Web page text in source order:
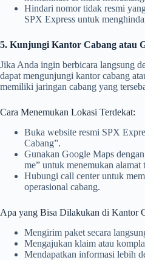
Hindari nomor tidak resmi
SPX Express untuk
5. Kunjungi Kantor Cabang atau
Jika Anda ingin berbicara langsung
dapat mengunjungi kantor cabang
memiliki jaringan cabang yang
Cara Menemukan Lokasi Terdekat:
Buka website resmi SPX
Cabang”.
Gunakan Google Maps
me” untuk menemukan alamat
Hubungi call center untuk
operasional cabang.
Apa yang Bisa Dilakukan di Kantor
Mengirim paket secara
Mengajukan klaim atau
Mendapatkan informasi lebih